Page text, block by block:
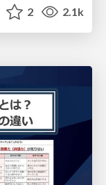
2 2.1k